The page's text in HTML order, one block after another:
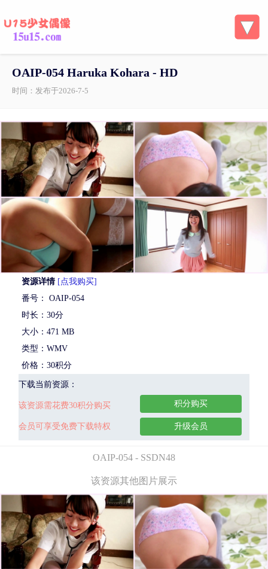
OAIP-054 Haruka Kohara - HD
时间：发布于2026-7-5
资源详情 [点我购买]
番号： OAIP-054
时长：30分
大小：471 MB
类型：WMV
价格：30积分
下载当前资源：
该资源需花费30积分购买
会员可享受免费下载特权
积分购买
升级会员
OAIP-054 - SSDN48
该资源其他图片展示